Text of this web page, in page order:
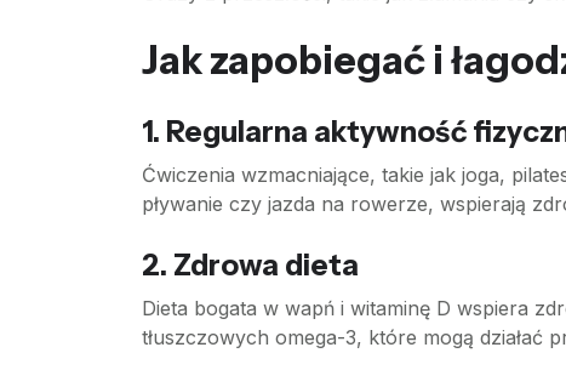
Jak zapobiegać i
1. Regularna aktywność
Ćwiczenia wzmacniające, takie jak joga,
pływanie czy jazda na rowerze, wspierają
2. Zdrowa dieta
Dieta bogata w wapń i witaminę D wspiera
tłuszczowych omega-3, które mogą działać